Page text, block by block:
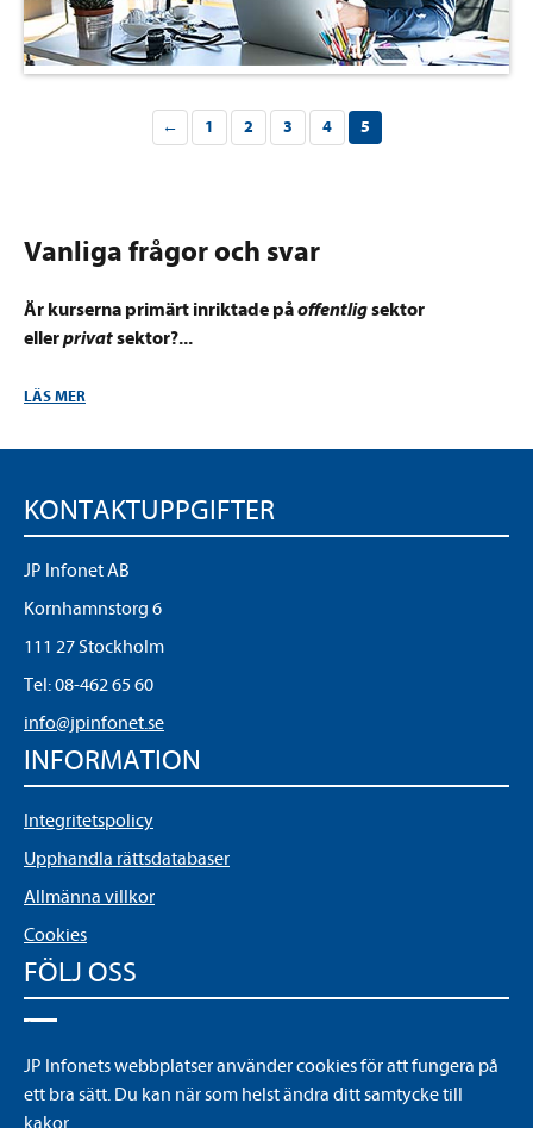
← 1 2 3 4 5
Vanliga frågor och svar
Är kurserna primärt inriktade påoffentligsektor
ellerprivatsektor?...
LÄS MER
KONTAKTUPPGIFTER
JP Infonet AB
Kornhamnstorg 6
111 27 Stockholm
Tel:08-462 65 60
info@jpinfonet.se
INFORMATION
Integritetspolicy
Upphandla rättsdatabaser
Allmänna villkor
Cookies
FÖLJ OSS
YouTube
JP Infonets webbplatser använder cookies för att fungera på
ett bra sätt. Du kan när som helst ändra ditt samtycke till
kakor.